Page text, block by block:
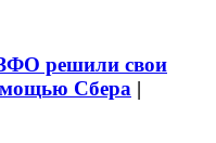
решили свои
Сбера |